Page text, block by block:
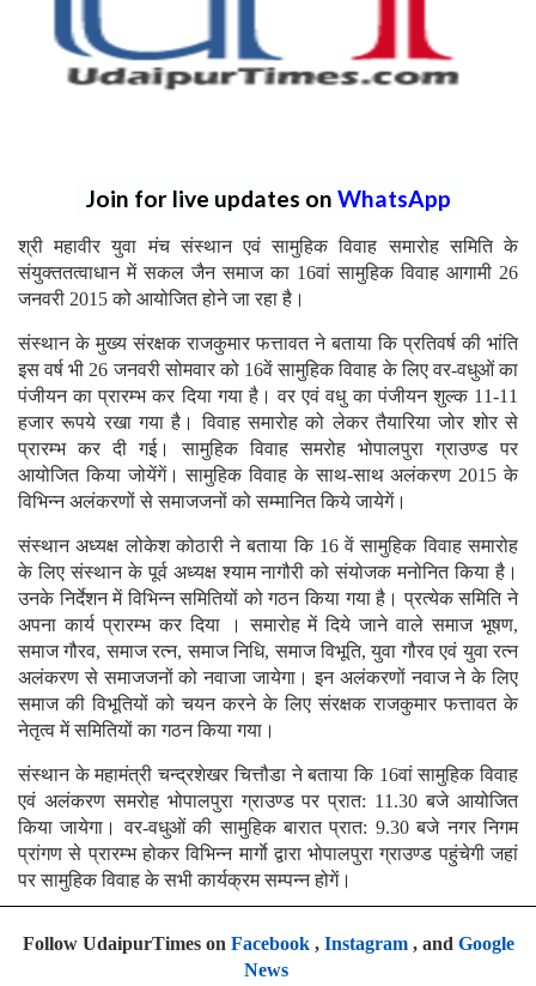
Join for live updates on WhatsApp
श्री महावीर युवा मंच संस्थान एवं सामुहिक विवाह समारोह समिति के
संयुक्ततत्वाधान में सकल जैन समाज का 16वां सामुहिक विवाह आगामी 26
जनवरी 2015 को आयोजित होने जा रहा है।
संस्थान के मुख्य संरक्षक राजकुमार फत्तावत ने बताया कि प्रतिवर्ष की भांति
इस वर्ष भी 26 जनवरी सोमवार को 16वें सामुहिक विवाह के लिए वर-वधुओं का
पंजीयन का प्रारम्भ कर दिया गया है। वर एवं वधु का पंजीयन शुल्क 11-11
हजार रूपये रखा गया है। विवाह समारोह को लेकर तैयारिया जोर शोर से
प्रारम्भ कर दी गई। सामुहिक विवाह समरोह भोपालपुरा ग्राउण्ड पर
आयोजित किया जोयेंगें। सामुहिक विवाह के साथ-साथ अलंकरण 2015 के
विभिन्न अलंकरणों से समाजजनों को सम्मानित किये जायेगें।
संस्थान अध्यक्ष लोकेश कोठारी ने बताया कि 16 वें सामुहिक विवाह समारोह
के लिए संस्थान के पूर्व अध्यक्ष श्याम नागौरी को संयोजक मनोनित किया है।
उनके निर्देशन में विभिन्न समितियों को गठन किया गया है। प्रत्येक समिति ने
अपना कार्य प्रारम्भ कर दिया । समारोह में दिये जाने वाले समाज भूषण,
समाज गौरव, समाज रत्न, समाज निधि, समाज विभूति, युवा गौरव एवं युवा रत्न
अलंकरण से समाजजनों को नवाजा जायेगा। इन अलंकरणों नवाज ने के लिए
समाज की विभूतियों को चयन करने के लिए संरक्षक राजकुमार फत्तावत के
नेतृत्व में समितियों का गठन किया गया।
संस्थान के महामंत्री चन्द्रशेखर चित्तौडा ने बताया कि 16वां सामुहिक विवाह
एवं अलंकरण समरोह भोपालपुरा ग्राउण्ड पर प्रात: 11.30 बजे आयोजित
किया जायेगा। वर-वधुओं की सामुहिक बारात प्रात: 9.30 बजे नगर निगम
प्रांगण से प्रारम्भ होकर विभिन्न मार्गाे द्वारा भोपालपुरा ग्राउण्ड पहुंचेगी जहां
पर सामुहिक विवाह के सभी कार्यक्रम सम्पन्न होगें।
Follow UdaipurTimes on Facebook, Instagram, and Google
News